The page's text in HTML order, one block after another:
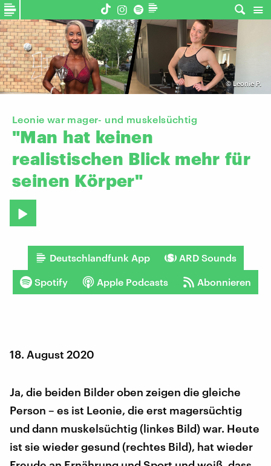
© Leonie P.
Leonie war mager- und muskelsüchtig
"Man hat keinen
realistischen Blick mehr für
seinen Körper"
Deutschlandfunk App ARD Sounds
Spotify Apple Podcasts Abonnieren
18. August 2020
Ja, die beiden Bilder oben zeigen die gleiche
Person – es ist Leonie, die erst magersüchtig
und dann muskelsüchtig (linkes Bild) war. Heute
ist sie wieder gesund (rechtes Bild), hat wieder